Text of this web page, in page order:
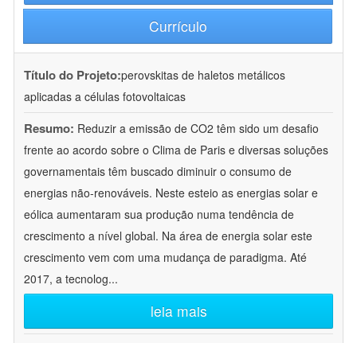
Currículo
Título do Projeto:perovskitas de haletos metálicos
aplicadas a células fotovoltaicas
Resumo: Reduzir a emissão de CO2 têm sido um desafio
frente ao acordo sobre o Clima de Paris e diversas soluções
governamentais têm buscado diminuir o consumo de
energias não-renováveis. Neste esteio as energias solar e
eólica aumentaram sua produção numa tendência de
crescimento a nível global. Na área de energia solar este
crescimento vem com uma mudança de paradigma. Até
2017, a tecnolog...
leia mais